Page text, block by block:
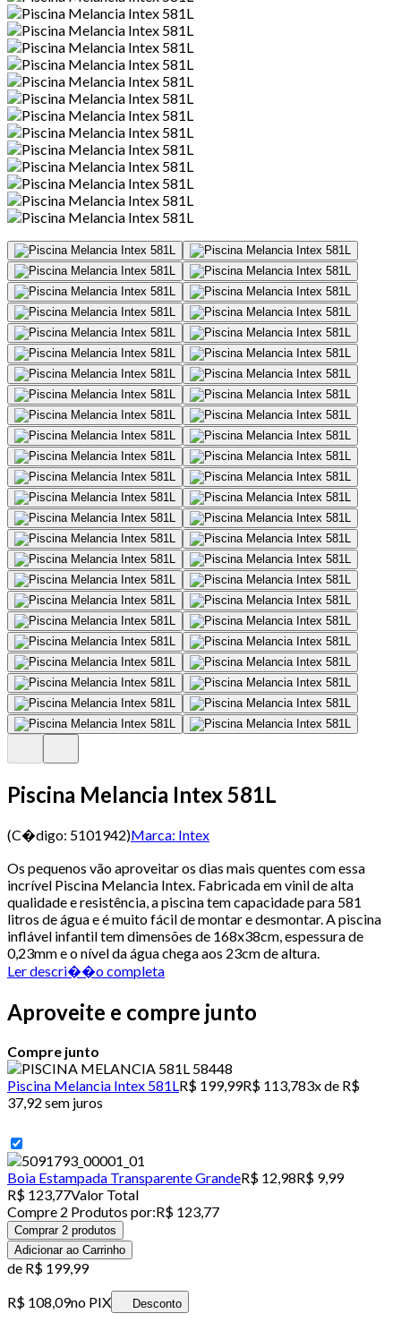
Piscina Melancia Intex 581L
(C�digo: 5101942)Marca: Intex
Os pequenos vão aproveitar os dias mais quentes com essa
incrível Piscina Melancia Intex. Fabricada em vinil de alta
qualidade e resistência, a piscina tem capacidade para 581
litros de água e é muito fácil de montar e desmontar. A piscina
inflável infantil tem dimensões de 168x38cm, espessura de
0,23mm e o nível da água chega aos 23cm de altura.
Ler descri��o completa
Aproveite e compre junto
Compre junto
Piscina Melancia Intex 581L R$ 199,99R$ 113,783x de R$
37,92 sem juros
Boia Estampada Transparente GrandeR$ 12,98R$ 9,99
R$ 123,77Valor Total
Compre 2 Produtos por:R$ 123,77
Comprar 2 produtos
Adicionar ao Carrinho
de R$ 199,99
R$ 108,09no PIX Desconto